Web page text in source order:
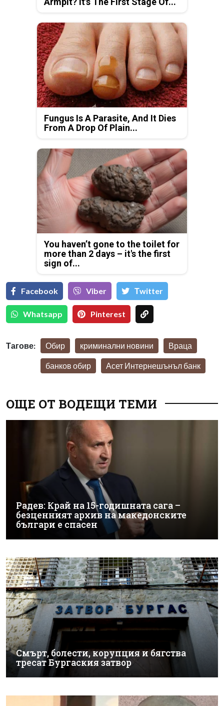
Fungus Is A Parasite, And It Dies
From A Drop Of Plain...
You haven’t gone to the toilet for
more than 2 days – it's the first
sign of...
Facebook Viber Тwitter
Whatsapp Pinterest
Тагове: Обир криминални новини Враца
банков обир Асет Интернешънъл банк
ОЩЕ ОТ ВОДЕЩИ ТЕМИ
Радев: Край на 15-годишната сага –
безценният архив на македонските
българи е спасен
Смърт, болести, корупция и бягства
тресат Бургаския затвор